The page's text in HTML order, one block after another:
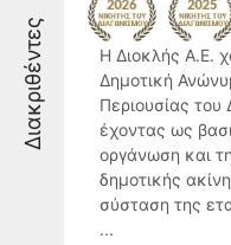
Διακριθέντες
Η Διοκλής Α.Ε.
Δημοτική
Περιουσίας
έχοντας ως
οργάνωση και
δημοτικής
σύσταση της
...